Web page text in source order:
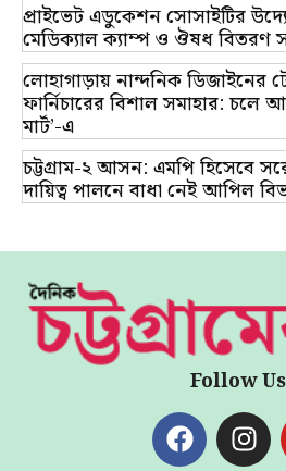
প্রাইভেট এডুকেশন সোসাইটির
মেডিক্যাল ক্যাম্প ও ঔষধ বিতরণ
লোহাগাড়ায় নান্দনিক ডিজাইনের
ফার্নিচারের বিশাল সমাহার: চলে
মার্ট’-এ
চট্টগ্রাম-২ আসন: এমপি হিসেবে
দায়িত্ব পালনে বাধা নেই আপিল
Follow